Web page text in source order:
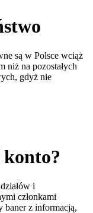
są w Polsce wciąż
niż na pozostałych
gdyż nie
i
członkami
baner z informacją,